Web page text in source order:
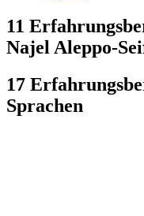
11
Najel Aleppo-
17
Sprachen